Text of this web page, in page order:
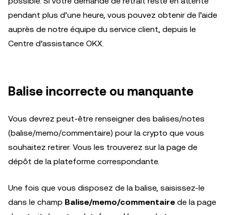
pendant plus d’une heure, vous pouvez obtenir de l’aide
auprès de notre équipe du service client, depuis le
Centre d’assistance OKX.
Balise incorrecte ou manquante
Vous devrez peut-être renseigner des balises/notes
(balise/memo/commentaire) pour la crypto que vous
souhaitez retirer. Vous les trouverez sur la page de
dépôt de la plateforme correspondante.
Une fois que vous disposez de la balise, saisissez-le
dans le champ Balise/memo/commentaire de la page